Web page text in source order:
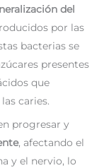
del
por las
bacterias se
presentes
que
caries.
progresar y
, afectando el
y el nervio, lo